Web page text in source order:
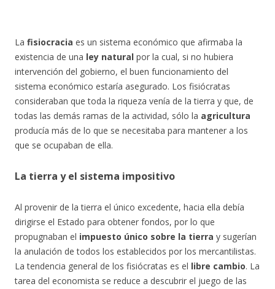
La fisiocracia es un sistema económico que afirmaba la
existencia de una ley natural por la cual, si no hubiera
intervención del gobierno, el buen funcionamiento del
sistema económico estaría asegurado. Los fisiócratas
consideraban que toda la riqueza venía de la tierra y que, de
todas las demás ramas de la actividad, sólo la agricultura
producía más de lo que se necesitaba para mantener a los
que se ocupaban de ella.
La tierra y el sistema impositivo
Al provenir de la tierra el único excedente, hacia ella debía
dirigirse el Estado para obtener fondos, por lo que
propugnaban el impuesto único sobre la tierra y sugerían
la anulación de todos los establecidos por los mercantilistas.
La tendencia general de los fisiócratas es el libre cambio. La
tarea del economista se reduce a descubrir el juego de las